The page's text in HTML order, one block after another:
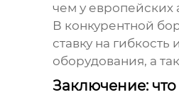
чем у европейских
В конкурентной
ставку на
оборудования, а
Заключение: